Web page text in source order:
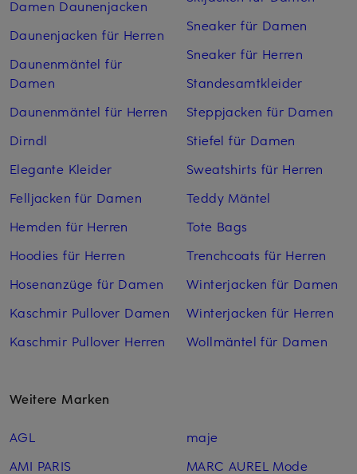
Damen Daunenjacken
Daunenjacken für Herren
Daunenmäntel für
Damen
Daunenmäntel für Herren
Dirndl
Elegante Kleider
Felljacken für Damen
Hemden für Herren
Hoodies für Herren
Hosenanzüge für Damen
Kaschmir Pullover Damen
Kaschmir Pullover Herren
Sneaker für Damen
Sneaker für Herren
Standesamtkleider
Steppjacken für Damen
Stiefel für Damen
Sweatshirts für Herren
Teddy Mäntel
Tote Bags
Trenchcoats für Herren
Winterjacken für Damen
Winterjacken für Herren
Wollmäntel für Damen
Weitere Marken
AGL
AMI PARIS
maje
MARC AUREL Mode